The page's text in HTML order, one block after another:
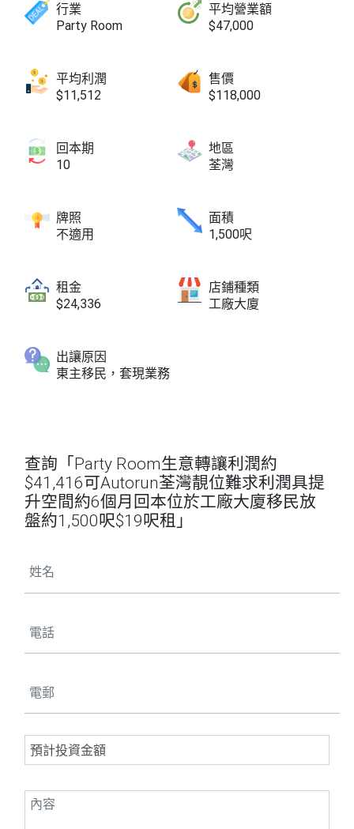
行業
Party Room
平均營業額
$47,000
平均利潤
$11,512
售價
$118,000
回本期
10
地區
荃灣
牌照
不適用
面積
1,500呎
租金
$24,336
店鋪種類
工廠大廈
出讓原因
東主移民，套現業務
查詢「Party Room生意轉讓利潤約
$41,416可Autorun荃灣靚位難求利潤具提
升空間約6個月回本位於工廠大廈移民放
盤約1,500呎$19呎租」